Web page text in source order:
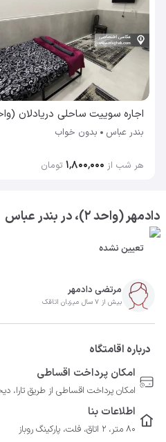
بندر عباس بدون خواب
هر شب از ۱٬۸۰۰٬۰۰۰ تومان
دادمهر (واحد ۲)، در بندر عباس
تعیین نشده
مرتضی دادمهر
بیش از 7 سال میزبان اتاقک
درباره اقامتگاه
امکان پرداخت اقساطی
امکان پرداخت اقساطی از طریق تارا،
اطلاعات بنا
80 متر، 2 اتاق، فلت، پارکینگ روباز